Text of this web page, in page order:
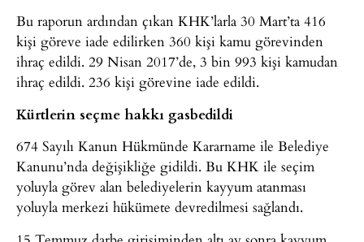
Bu raporun ardından çıkan KHK’larla 30 Mart’ta 416
kişi göreve iade edilirken 360 kişi kamu görevinden
ihraç edildi. 29 Nisan 2017’de, 3 bin 993 kişi kamudan
ihraç edildi. 236 kişi görevine iade edildi.
Kürtlerin seçme hakkı gasbedildi
674 Sayılı Kanun Hükmünde Kararname ile Belediye
Kanunu’nda değişikliğe gidildi. Bu KHK ile seçim
yoluyla görev alan belediyelerin kayyum atanması
yoluyla merkezi hükümete devredilmesi sağlandı.